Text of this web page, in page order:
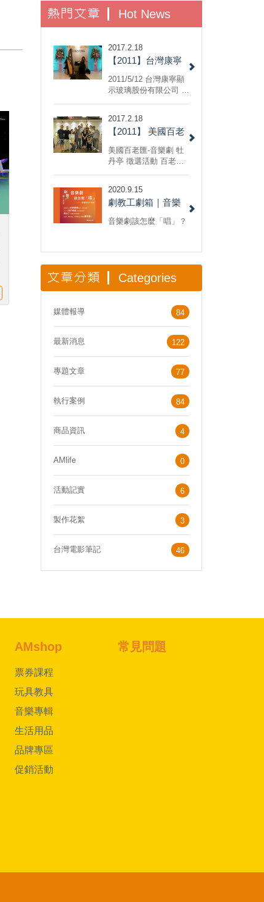
不，我說的不是《媽的
多重宇宙》，而是 AM
樂劇《沙發有黑
洞！》......
熱門文章 Hot News
2017.2.18
【2011】台灣康寧
顯示玻璃股份有限
公司 開幕音樂會
2011/5/12 台灣康寧顯
示玻璃股份有限公司 開
發中心 開幕音樂會/企
劃執行
2017.2.18
【2011】 美國百老
匯-音樂劇 牡丹亭 徵
選活動
美國百老匯-音樂劇 牡
丹亭 徵選活動 百老匯
的具有國際水準的百老
匯音樂劇，希望在保留
了崑劇牡丹亭的經典段
落同時，也將藉由百老
發展出新的表現形式和
藝術生命。
2020.9.15
劇教工劇箱｜音樂
劇唱腔大解析
音樂劇該怎麼「唱」？
文章分類 Categories
媒體報導 84
最新消息 122
專題文章 77
執行案例 84
商品資訊 4
AMlife 0
活動記實 6
製作花絮 3
台灣電影筆記 46
AMshop
票券課程
玩具教具
音樂專輯
生活用品
品牌專區
促銷活動
常見問題